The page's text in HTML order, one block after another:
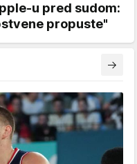
u pred sudom:
propuste"